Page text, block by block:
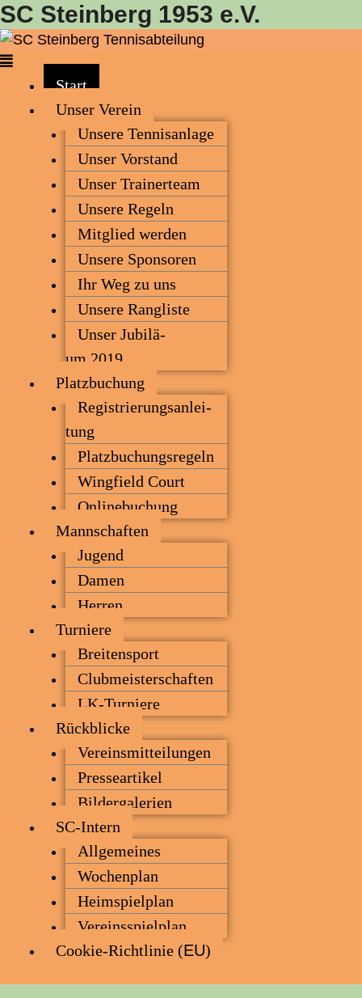
SC Steinberg 1953 e.V.
Start
Unser Ver­ein
Unse­re Tennisanlage
Unser Vor­stand
Unser Trai­ner­team
Unse­re Regeln
Mit­glied werden
Unse­re Sponsoren
Ihr Weg zu uns
Unse­re Rangliste
Unser Jubi­lä­
um 2019
Platz­bu­chung
Regis­trie­rungs­an­lei­
tung
Platz­bu­chungs­re­geln
Wing­field Court
Online­bu­chung
Mann­schaf­ten
Jugend
Damen
Her­ren
Tur­nie­re
Brei­ten­sport
Club­meis­ter­schaf­ten
LK-Tur­nie­re
Rück­bli­cke
Ver­eins­mit­tei­lun­gen
Pres­se­ar­ti­kel
Bil­der­ga­le­rien
SC-Intern
All­ge­mei­nes
Wochen­plan
Heim­spiel­plan
Ver­eins­spiel­plan
Coo­kie-Rich­t­­li­­nie (EU)